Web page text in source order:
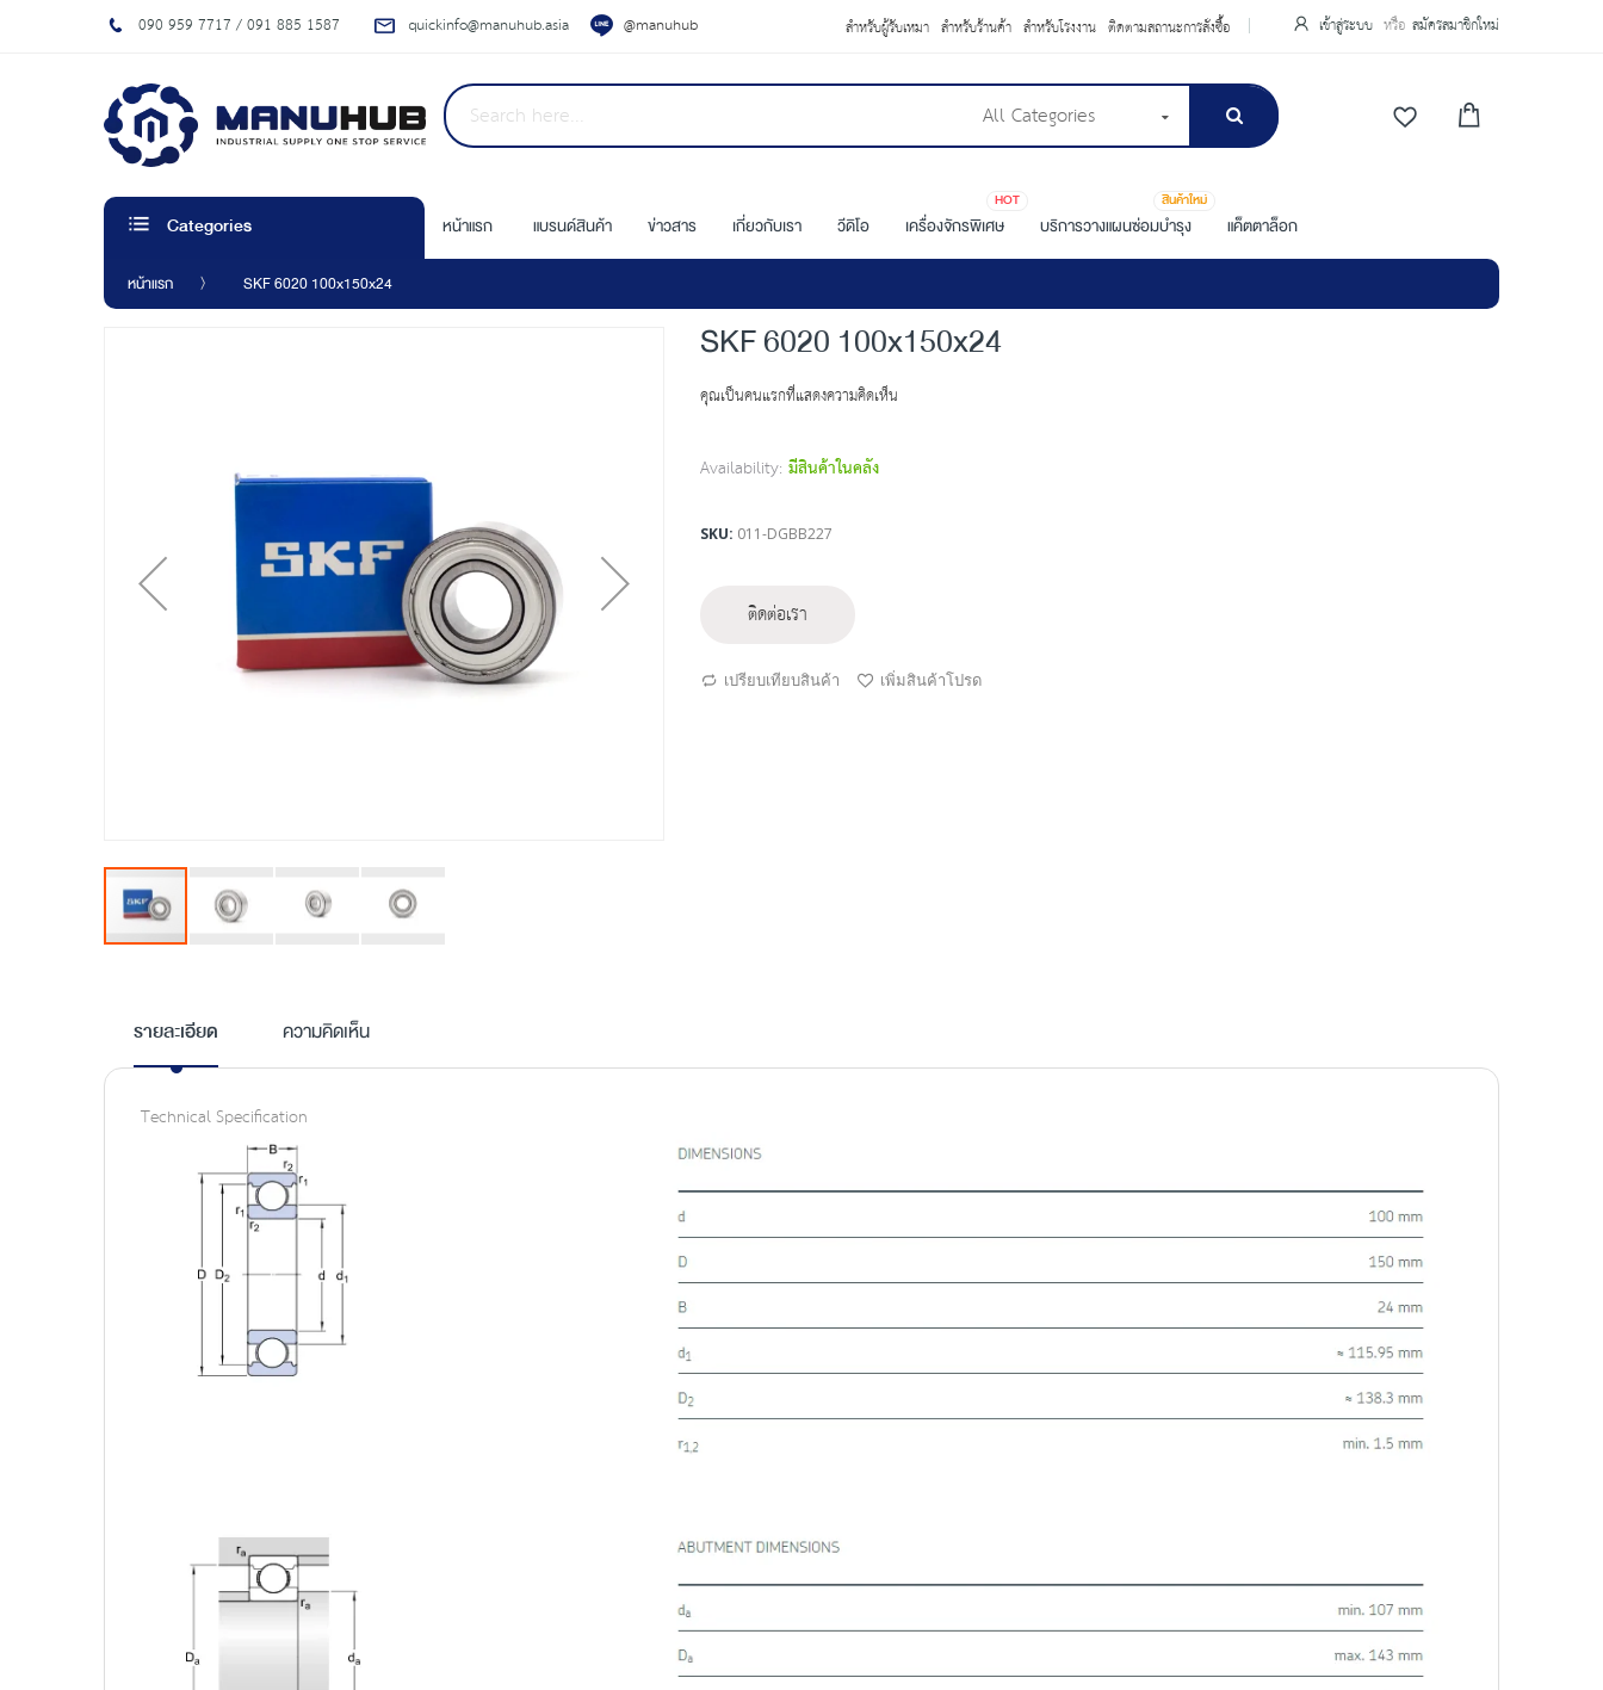
090 959 7717 / 091 885 1587 quickinfo@manuhub.asia @manuhub สำหรับผู้รับเหมา สำหรับร้านค้า สำหรับโรงงาน ติดตามสถานะการสั่งซื้อ เข้าสู่ระบบ สมัครสมาชิกใหม่
All Categories
Categories หน้าแรก แบรนด์สินค้า ข่าวสาร เกี่ยวกับเรา วีดิโอ เครื่องจักรพิเศษ
HOT
บริการวางแผนซ่อมบำรุง
สินค้าใหม่
แค็ตตาล็อก
หน้าแรก SKF 6020 100x150x24
beginning
of
images
SKF 6020 100x150x24
คุณเป็นคนแรกที่แสดงความคิดเห็น
Availability: มีสินค้าในคลัง
SKU 011-DGBB227
ติดต่อเรา
เปรียบเทียบสินค้า เพิ่มสินค้าโปรด
รายละเอียด
Technical Specification
ความคิดเห็น